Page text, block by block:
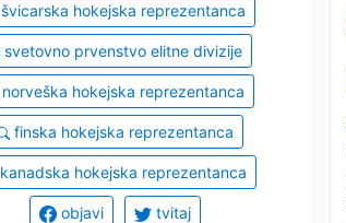
švicarska hokejska reprezentanca
svetovno prvenstvo elitne divizije
norveška hokejska reprezentanca
finska hokejska reprezentanca
kanadska hokejska reprezentanca
objavi tvitaj